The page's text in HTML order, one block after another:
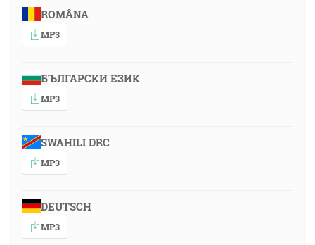
ROMÂNA
MP3
БЪЛГАРСКИ ЕЗИК
MP3
SWAHILI DRC
MP3
DEUTSCH
MP3